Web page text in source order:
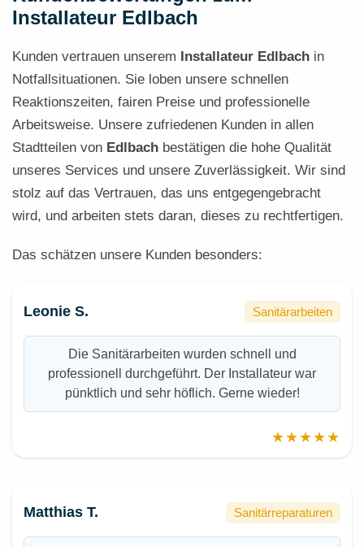
Installateur Edlbach
Kunden vertrauen unserem Installateur Edlbach in
Notfallsituationen. Sie loben unsere schnellen
Reaktionszeiten, fairen Preise und professionelle
Arbeitsweise. Unsere zufriedenen Kunden in allen
Stadtteilen von Edlbach bestätigen die hohe Qualität
unseres Services und unsere Zuverlässigkeit. Wir sind
stolz auf das Vertrauen, das uns entgegengebracht
wird, und arbeiten stets daran, dieses zu rechtfertigen.
Das schätzen unsere Kunden besonders:
Leonie S. Sanitärarbeiten
Die Sanitärarbeiten wurden schnell und
professionell durchgeführt. Der Installateur war
pünktlich und sehr höflich. Gerne wieder!
★★★★★
Matthias T. Sanitärreparaturen